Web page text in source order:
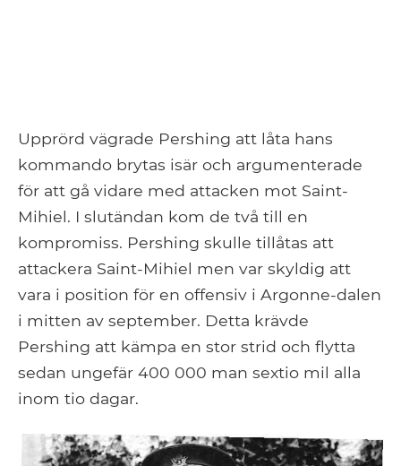
Upprörd vägrade Pershing att låta hans
kommando brytas isär och argumenterade
för att gå vidare med attacken mot Saint-
Mihiel. I slutändan kom de två till en
kompromiss. Pershing skulle tillåtas att
attackera Saint-Mihiel men var skyldig att
vara i position för en offensiv i Argonne-dalen
i mitten av september. Detta krävde
Pershing att kämpa en stor strid och flytta
sedan ungefär 400 000 man sextio mil alla
inom tio dagar.